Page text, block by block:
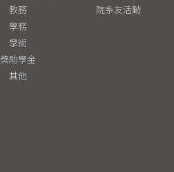
教務
學務
學術
獎助學金
其他
院系友活動